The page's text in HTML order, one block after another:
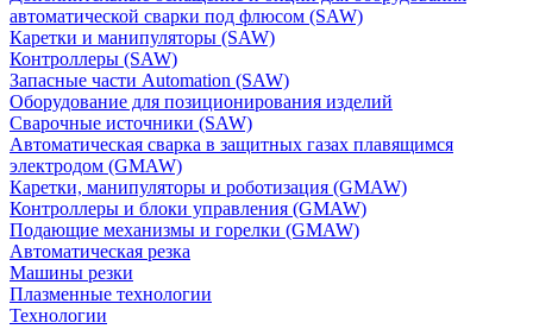
автоматической сварки под флюсом (SAW)
Каретки и манипуляторы (SAW)
Контроллеры (SAW)
Запасные части Automation (SAW)
Оборудование для позиционирования изделий
Сварочные источники (SAW)
Автоматическая сварка в защитных газах плавящимся
электродом (GMAW)
Каретки, манипуляторы и роботизация (GMAW)
Контроллеры и блоки управления (GMAW)
Подающие механизмы и горелки (GMAW)
Автоматическая резка
Машины резки
Плазменные технологии
Технологии